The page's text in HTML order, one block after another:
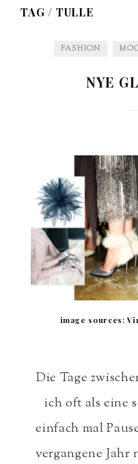
TAG / TULLE
FASHION
NYE
image sources:
Die Tage
ich oft als eine
einfach mal
vergangene